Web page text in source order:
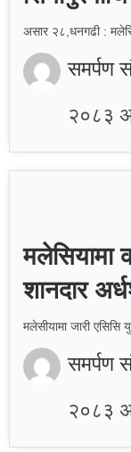
असार २८,धनगढी :
समर्पण
२०८३
मलेसियामा
शानदार
मलेसीयामा जारी एसिसि
समर्पण
२०८३